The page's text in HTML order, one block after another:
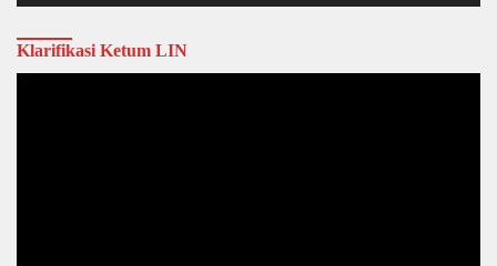
Klarifikasi Ketum LIN